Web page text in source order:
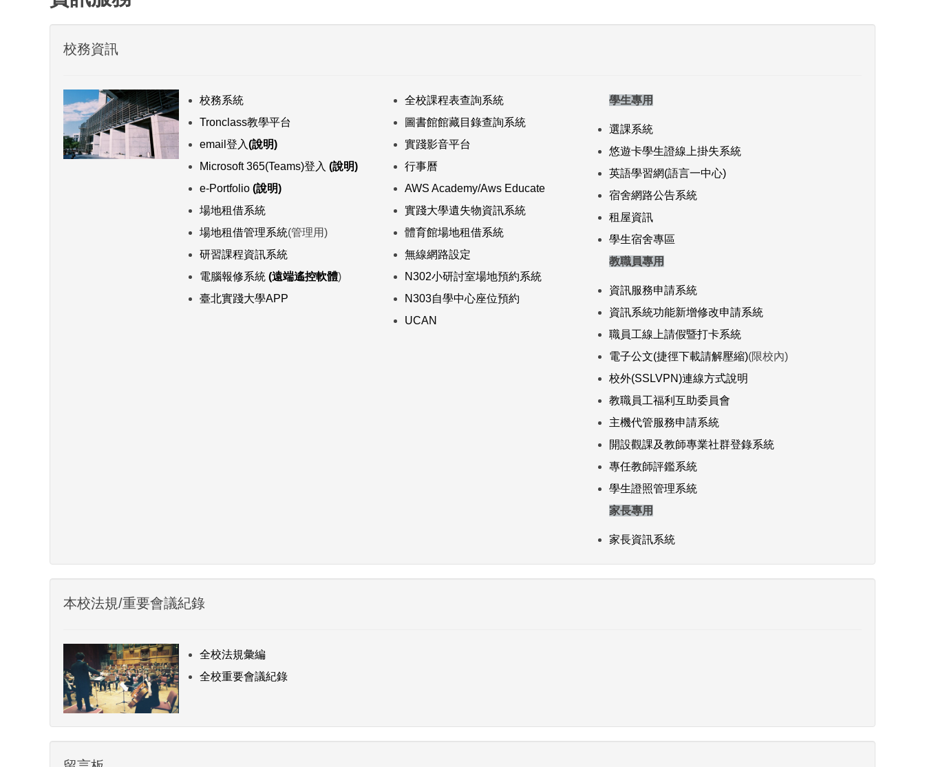
校務資訊
校務系統
Tronclass教學平台
email登入(說明)
Microsoft 365(Teams)登入(說明)
e-Portfolio (說明)
場地租借系統
場地租借管理系統(管理用)
研習課程資訊系統
電腦報修系統 (遠端遙控軟體)
臺北實踐大學APP
全校課程表查詢系統
圖書館館藏目錄查詢系統
實踐影音平台
行事曆
AWS Academy/Aws Educate
實踐大學遺失物資訊系統
體育館場地租借系統
無線網路設定
N302小研討室場地預約系統
N303自學中心座位預約
UCAN
學生專用
選課系統
悠遊卡學生證線上掛失系統
英語學習網(語言一中心)
宿舍網路公告系統
租屋資訊
學生宿舍專區
教職員專用
資訊服務申請系統
資訊系統功能新增修改申請系統
職員工線上請假暨打卡系統
電子公文(捷徑下載請解壓縮)(限校內)
校外(SSLVPN)連線方式說明
教職員工福利互助委員會
主機代管服務申請系統
開設觀課及教師專業社群登錄系統
專任教師評鑑系統
學生證照管理系統
家長專用
家長資訊系統
本校法規/重要會議紀錄
全校法規彙編
全校重要會議紀錄